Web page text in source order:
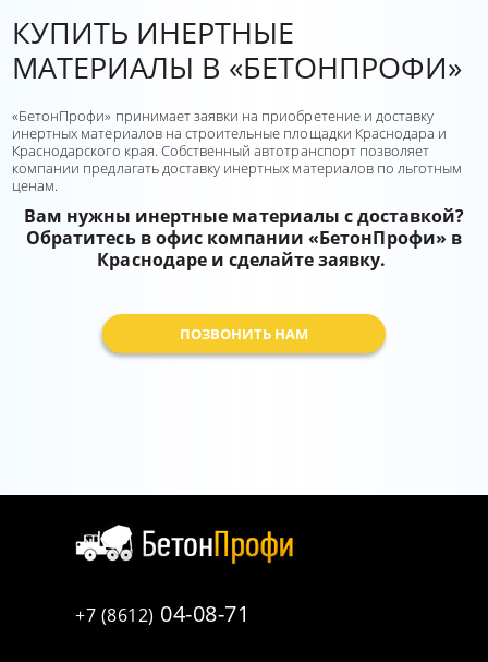
КУПИТЬ ИНЕРТНЫЕ
МАТЕРИАЛЫ В «БЕТОНПРОФИ»
«БетонПрофи» принимает заявки на приобретение и доставку
инертных материалов на строительные площадки Краснодара и
Краснодарского края. Собственный автотранспорт позволяет
компании предлагать доставку инертных материалов по льготным
ценам.
Вам нужны инертные материалы с доставкой?
Обратитесь в офис компании «БетонПрофи» в
Краснодаре и сделайте заявку.
ПОЗВОНИТЬ НАМ
+7 (8612) 04-08-71